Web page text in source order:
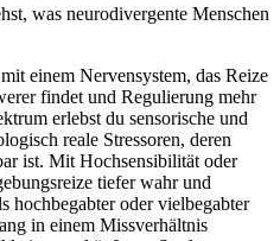
was neurodivergente Menschen
einem Nervensystem, das Reize
findet und Regulierung mehr
erlebst du sensorische und
reale Stressoren, deren
ist. Mit Hochsensibilität oder
tiefer wahr und
hochbegabter oder vielbegabter
in einem Missverhältnis